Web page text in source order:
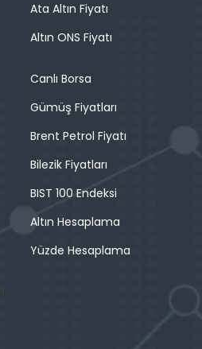
Ata Altın Fiyatı
Altın ONS Fiyatı
Canlı Borsa
Gümüş Fiyatları
Brent Petrol Fiyatı
Bilezik Fiyatları
BIST 100 Endeksi
Altın Hesaplama
Yüzde Hesaplama